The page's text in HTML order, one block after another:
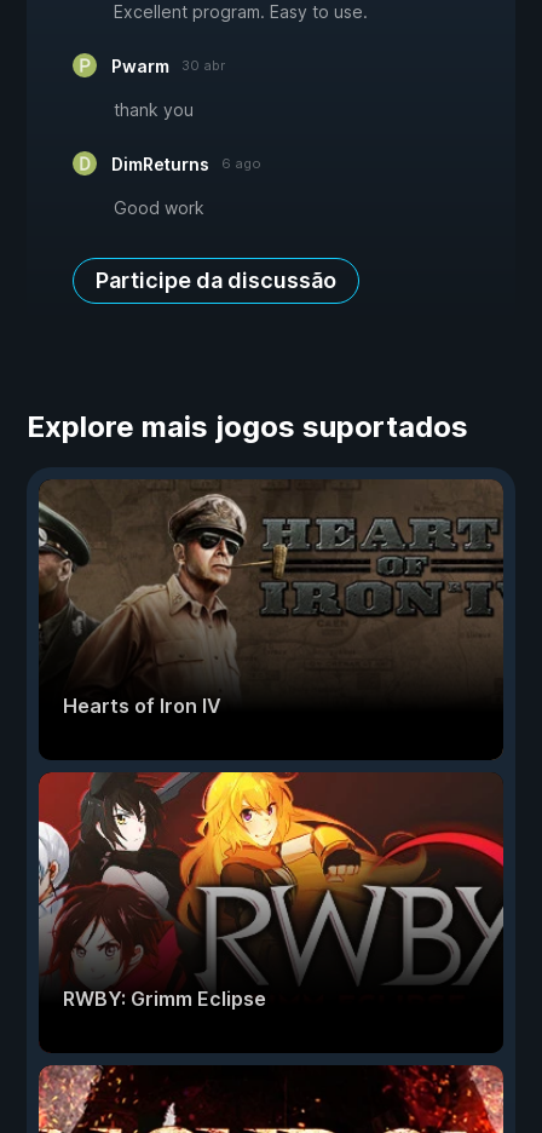
Excellent program. Easy to use.
Pwarm 30 abr
thank you
DimReturns 6 ago
Good work
Participe da discussão
Explore mais jogos suportados
Hearts of Iron IV
RWBY: Grimm Eclipse